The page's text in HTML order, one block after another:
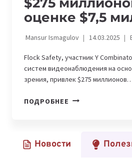
оценке $7,5
Mansur Ismagulov 14.03.2025
Flock Safety, участник Y
систем видеонаблюдения на
зрения, привлек $275
ПОДРОБНЕЕ FLOCK
COMBINATOR,
Новости